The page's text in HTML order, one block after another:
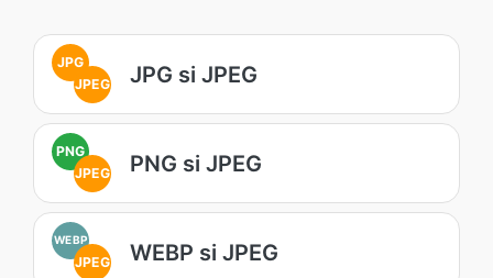
JPG
JPEG
JPG si JPEG
PNG
JPEG
PNG si JPEG
WEBP
JPEG WEBP si JPEG